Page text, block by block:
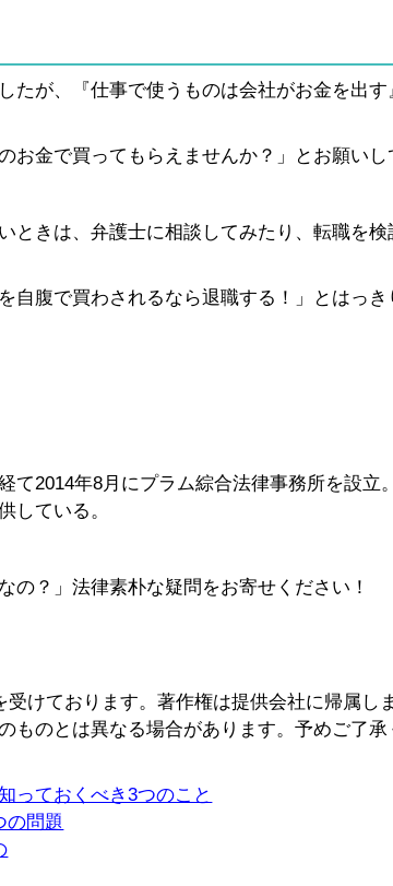
たが、『仕事で使うものは会社がお金を出
お金で買ってもらえませんか？」とお願いし
ときは、弁護士に相談してみたり、転職を
自腹で買わされるなら退職する！」とはっ
て2014年8月にプラム綜合法律事務所を設立
している。
？」法律素朴な疑問をお寄せください！
受けております。著作権は提供会社に帰属し
のとは異なる場合があります。予めご了承
っておくべき3つのこと
問題